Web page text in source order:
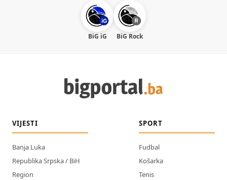
BiG iG BiG Rock
VIJESTI
Banja Luka
Republika Srpska / BiH
Region
SPORT
Fudbal
Košarka
Tenis